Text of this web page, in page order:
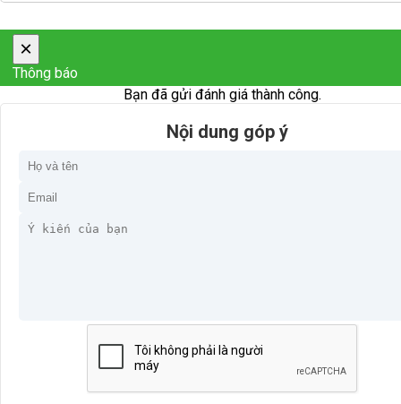
×
Thông báo
Bạn đã gửi đánh giá thành công.
Nội dung góp ý